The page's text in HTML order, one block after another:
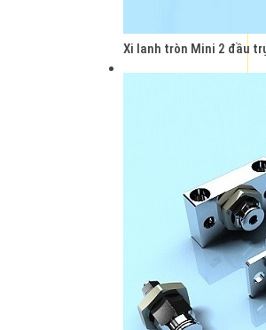
Xi lanh tròn Mini 2 đầu